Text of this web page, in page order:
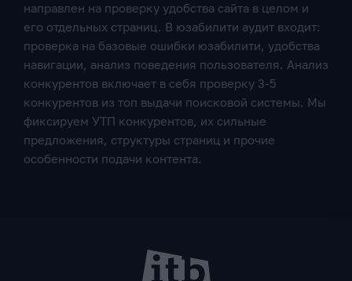
направлен на проверку удобства сайта в целом и
его отдельных страниц. В юзабилити аудит входит:
проверка на базовые ошибки юзабилити, удобства
навигации, анализ поведения пользователя. Анализ
конкурентов включает в себя проверку 3-5
конкурентов из топ выдачи поисковой системы. Мы
фиксируем УТП конкурентов, их сильные
предложения, структуры страниц и прочие
особенности подачи контента.